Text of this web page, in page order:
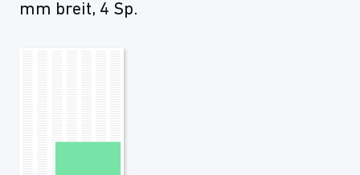
mm breit, 4 Sp.